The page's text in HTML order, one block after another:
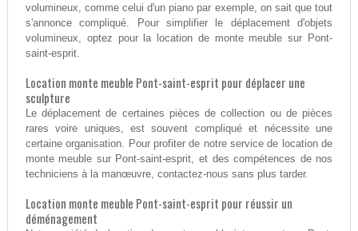
volumineux, comme celui d'un piano par exemple, on sait que tout
s'annonce compliqué. Pour simplifier le déplacement d'objets
volumineux, optez pour la location de monte meuble sur Pont-
saint-esprit.
Location monte meuble Pont-saint-esprit pour déplacer une
sculpture
Le déplacement de certaines pièces de collection ou de pièces
rares voire uniques, est souvent compliqué et nécessite une
certaine organisation. Pour profiter de notre service de location de
monte meuble sur Pont-saint-esprit, et des compétences de nos
techniciens à la manœuvre, contactez-nous sans plus tarder.
Location monte meuble Pont-saint-esprit pour réussir un
déménagement